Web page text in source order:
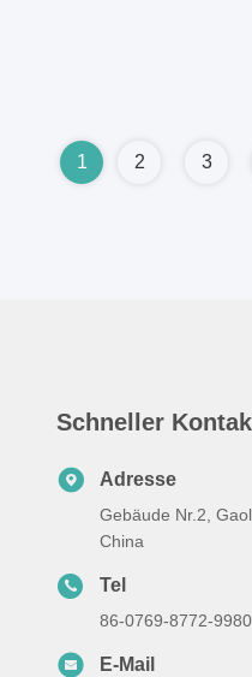
1 2 3
Schneller
Adresse
Gebäude Nr.2,
China
Tel
86-0769-8772-9980
E-Mail